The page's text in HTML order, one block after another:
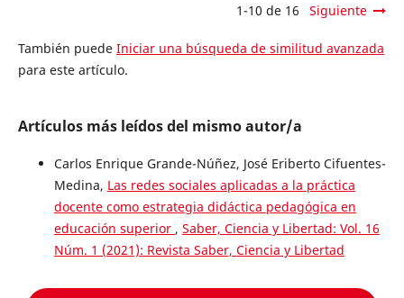
1-10 de 16 Siguiente
También puede Iniciar una búsqueda de similitud avanzada
para este artículo.
Artículos más leídos del mismo autor/a
Carlos Enrique Grande-Núñez, José Eriberto Cifuentes-
Medina, Las redes sociales aplicadas a la práctica
docente como estrategia didáctica pedagógica en
educación superior , Saber, Ciencia y Libertad: Vol. 16
Núm. 1 (2021): Revista Saber, Ciencia y Libertad